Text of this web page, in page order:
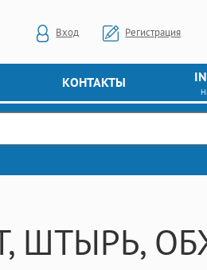
Вход Регистрация
КОНТАКТЫ
ШТЫРЬ,